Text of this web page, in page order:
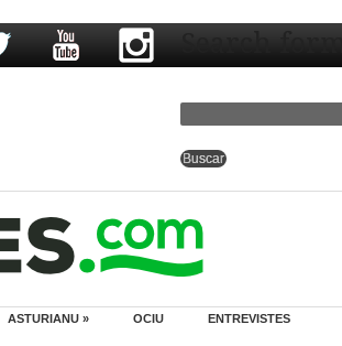
Search form
ASTURIANU » OCIU ENTREVISTES